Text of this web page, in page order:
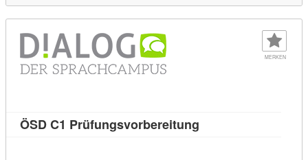
MERKEN
ÖSD C1 Prüfungsvorbereitung